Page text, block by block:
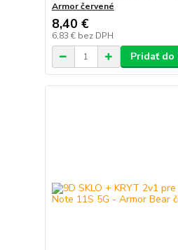
Armor červené
8,40 €
6,83 € bez DPH
Pridať do